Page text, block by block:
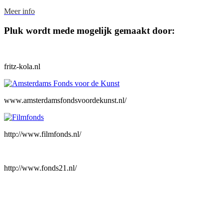
Meer info
Pluk wordt mede mogelijk gemaakt door:
fritz-kola.nl
www.amsterdamsfondsvoordekunst.nl/
http://www.filmfonds.nl/
http://www.fonds21.nl/